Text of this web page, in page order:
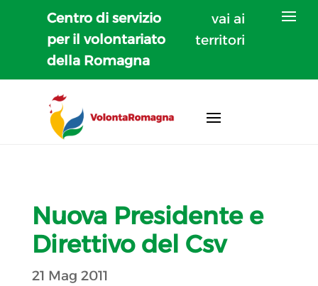
Centro di servizio
per il volontariato
della Romagna
vai ai
territori
Nuova Presidente e
Direttivo del Csv
21 Mag 2011